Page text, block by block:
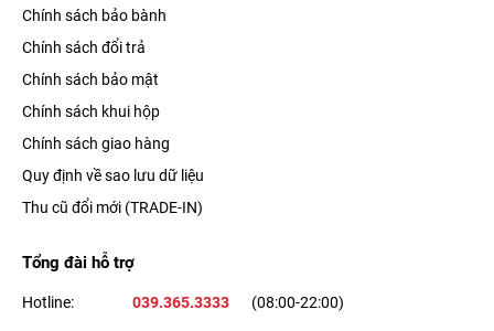
tốt.
Chính sách bảo bành
Chính sách đổi trả
Chính sách bảo mật
Chính sách khui hộp
Chính sách giao hàng
Quy định về sao lưu dữ liệu
Thu cũ đổi mới (TRADE-IN)
Tổng đài hỗ trợ
Hotline: 039.365.3333 (08:00-22:00)